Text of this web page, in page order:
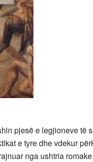
pjesë e legjioneve të
e tyre dhe vdekur
nga ushtria